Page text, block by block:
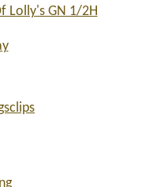
Lolly's GN 1/2H